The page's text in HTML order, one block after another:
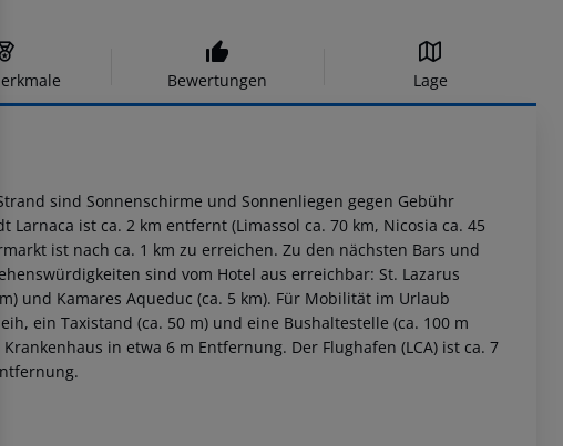
Bewertungen Lage
sind Sonnenschirme und Sonnenliegen gegen Gebühr
ist ca. 2 km entfernt (Limassol ca. 70 km, Nicosia ca. 45
ist nach ca. 1 km zu erreichen. Zu den nächsten Bars und
sind vom Hotel aus erreichbar: St. Lazarus
und Kamares Aqueduc (ca. 5 km). Für Mobilität im Urlaub
ein Taxistand (ca. 50 m) und eine Bushaltestelle (ca. 100 m
in etwa 6 m Entfernung. Der Flughafen (LCA) ist ca. 7